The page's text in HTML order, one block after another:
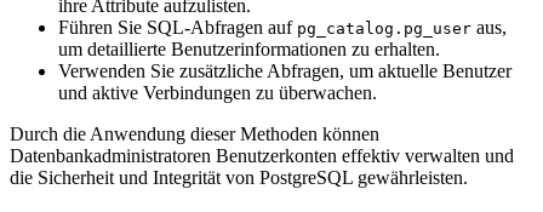
ihre Attribute aufzulisten.
Führen Sie SQL-Abfragen auf pg_catalog.pg_user aus,
um detaillierte Benutzerinformationen zu erhalten.
Verwenden Sie zusätzliche Abfragen, um aktuelle Benutzer
und aktive Verbindungen zu überwachen.
Durch die Anwendung dieser Methoden können
Datenbankadministratoren Benutzerkonten effektiv verwalten und
die Sicherheit und Integrität von PostgreSQL gewährleisten.